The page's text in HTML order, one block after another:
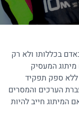
בכללותו ולא רק
המעסיק
ללא ספק תפקיד
הערכים והמסרים
המיתוג חייב להיות